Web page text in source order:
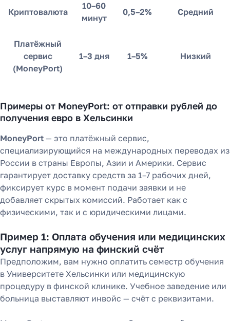
Криптовалюта
10–60
минут
0,5–2% Средний
Платёжный
сервис
(MoneyPort)
1–3 дня 1–5% Низкий
Примеры от MoneyPort: от отправки рублей до
получения евро в Хельсинки
MoneyPort — это платёжный сервис,
специализирующийся на международных переводах из
России в страны Европы, Азии и Америки. Сервис
гарантирует доставку средств за 1–7 рабочих дней,
фиксирует курс в момент подачи заявки и не
добавляет скрытых комиссий. Работает как с
физическими, так и с юридическими лицами.
Пример 1: Оплата обучения или медицинских
услуг напрямую на финский счёт
Предположим, вам нужно оплатить семестр обучения
в Университете Хельсинки или медицинскую
процедуру в финской клинике. Учебное заведение или
больница выставляют инвойс — счёт с реквизитами.